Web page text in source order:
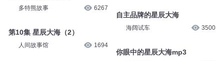
多特熊故事 6267
第10集 星辰大海（2）
人间故事馆 1694
自主品牌的星辰大海
海阔试车 3500
你眼中的星辰大海mp3